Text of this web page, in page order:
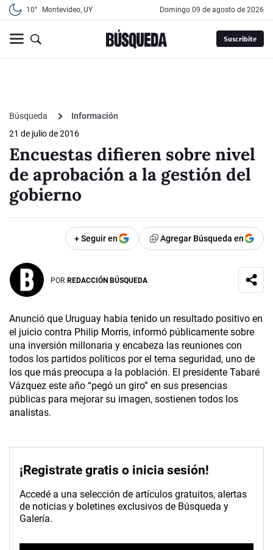
10° Montevideo, UY domingo 09 de agosto de 2026
Suscribite
Búsqueda
Información
21 de julio de 2016
Encuestas difieren sobre nivel
de aprobación a la gestión del
gobierno
+ Seguir en Agregar Búsqueda en
POR REDACCIÓN BÚSQUEDA
Anunció que Uruguay había tenido un resultado positivo en
el juicio contra Philip Morris, informó públicamente sobre
una inversión millonaria y encabeza las reuniones con
todos los partidos políticos por el tema seguridad, uno de
los que más preocupa a la población. El presidente Tabaré
Vázquez este año “pegó un giro” en sus presencias
públicas para mejorar su imagen, sostienen todos los
analistas.
¡Registrate gratis o inicia sesión!
Accedé a una selección de artículos gratuitos, alertas
de noticias y boletines exclusivos de Búsqueda y
Galería.